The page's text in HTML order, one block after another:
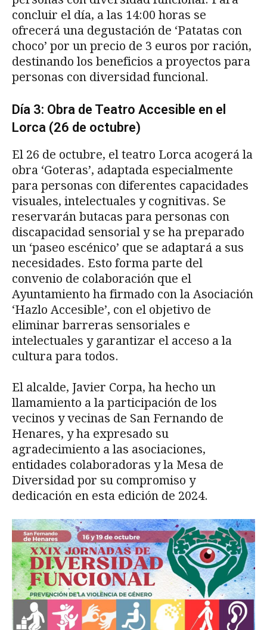
concluir el día, a las 14:00 horas se
ofrecerá una degustación de ‘Patatas con
choco’ por un precio de 3 euros por ración,
destinando los beneficios a proyectos para
personas con diversidad funcional.
Día 3: Obra de Teatro Accesible en el
Lorca (26 de octubre)
El 26 de octubre, el teatro Lorca acogerá la
obra ‘Goteras’, adaptada especialmente
para personas con diferentes capacidades
visuales, intelectuales y cognitivas. Se
reservarán butacas para personas con
discapacidad sensorial y se ha preparado
un ‘paseo escénico’ que se adaptará a sus
necesidades. Esto forma parte del
convenio de colaboración que el
Ayuntamiento ha firmado con la Asociación
‘Hazlo Accesible’, con el objetivo de
eliminar barreras sensoriales e
intelectuales y garantizar el acceso a la
cultura para todos.
El alcalde, Javier Corpa, ha hecho un
llamamiento a la participación de los
vecinos y vecinas de San Fernando de
Henares, y ha expresado su
agradecimiento a las asociaciones,
entidades colaboradoras y la Mesa de
Diversidad por su compromiso y
dedicación en esta edición de 2024.